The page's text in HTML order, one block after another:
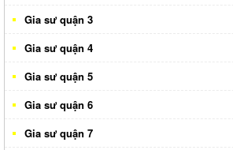
Gia sư quận 3
Gia sư quận 4
Gia sư quận 5
Gia sư quận 6
Gia sư quận 7